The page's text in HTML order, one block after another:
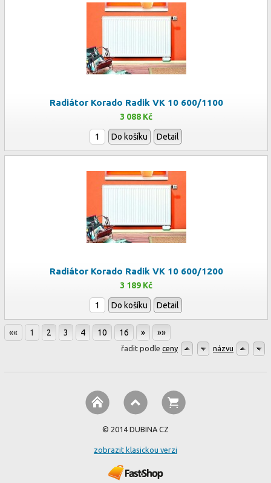
Radiátor Korado Radik VK 10 600/1100
3 088 Kč
Do košíku Detail
Radiátor Korado Radik VK 10 600/1200
3 189 Kč
Do košíku Detail
«« 1 2 3 4 10 16 » »»
řadit podle ceny názvu
© 2014 DUBINA CZ
zobrazit klasickou verzi